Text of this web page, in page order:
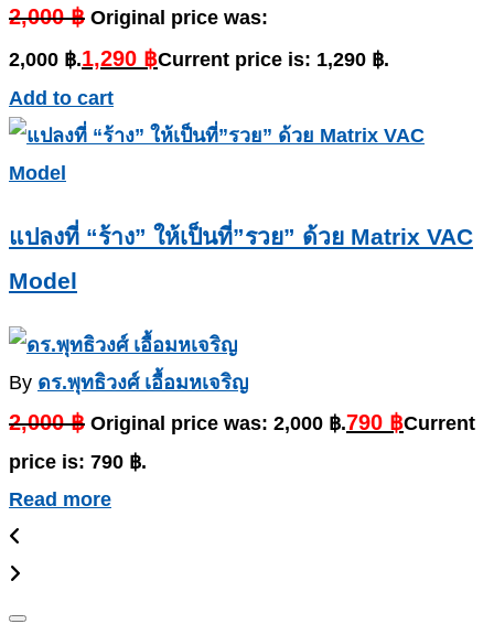
2,000฿ Original price was:
2,000 ฿.1,290 ฿Current price is: 1,290 ฿.
Add to cart
แปลงที่ “ร้าง” ให้เป็นที่”รวย” ด้วย Matrix VAC
Model
By ดร.พุทธิวงศ์ เอื้อมหเจริญ
2,000฿ Original price was: 2,000 ฿.790 ฿Current
price is: 790 ฿.
Read more